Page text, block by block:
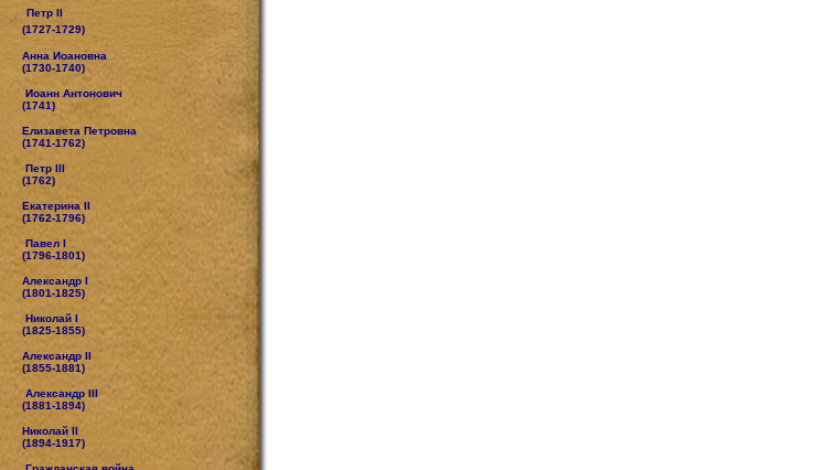
Петр II
(1727-1729)
Анна Иоановна
(1730-1740)
Иоанн Антонович
(1741)
Елизавета Петровна
(1741-1762)
Петр III
(1762)
Екатерина II
(1762-1796)
Павел I
(1796-1801)
Александр I
(1801-1825)
Николай I
(1825-1855)
Александр II
(1855-1881)
Александр III
(1881-1894)
Николай II
(1894-1917)